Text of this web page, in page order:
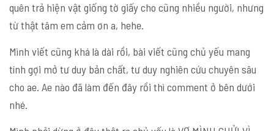
quên trả hiện vật giống tờ giấy cho cũng nhiều người, nhưng
từ thật tâm em cảm ơn a, hehe.
Mình viết cũng khá là dài rồi, bài viết cũng chủ yếu mang
tính gợi mở tư duy bản chất, tư duy nghiên cứu chuyên sâu
cho ae. Ae nào đã làm đến đây rồi thì comment ở bên dưới
nhé.